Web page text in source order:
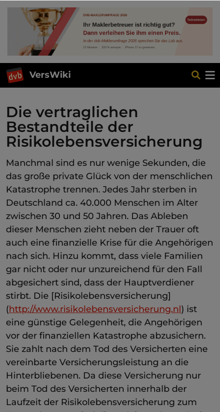
VersWiki
Die vertraglichen
Bestandteile der
Risikolebensversicherung
Manchmal sind es nur wenige Sekunden, die
das große private Glück von der menschlichen
Katastrophe trennen. Jedes Jahr sterben in
Deutschland ca. 40.000 Menschen im Alter
zwischen 30 und 50 Jahren. Das Ableben
dieser Menschen zieht neben der Trauer oft
auch eine finanzielle Krise für die Angehörigen
nach sich. Hinzu kommt, dass viele Familien
gar nicht oder nur unzureichend für den Fall
abgesichert sind, dass der Hauptverdiener
stirbt. Die [Risikolebensversicherung]
(http://www.risikolebensversicherung.nl) ist
eine günstige Gelegenheit, die Angehörigen
vor der finanziellen Katastrophe abzusichern.
Sie zahlt nach dem Tod des Versicherten eine
vereinbarte Versicherungsleistung an die
Hinterbliebenen. Da diese Versicherung nur
beim Tod des Versicherten innerhalb der
Laufzeit der Risikolebensversicherung zum